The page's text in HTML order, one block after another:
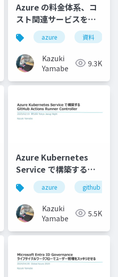
Azure の料金体系、コ
スト関連サービスを学
ぼう
azure 資料
Kazuki
Yamabe
9.3K
web apps
Azure Kubernetes
Service で構築する
GitHub Actions
Runner Controller
azure github
Kazuki
Yamabe
5.5K